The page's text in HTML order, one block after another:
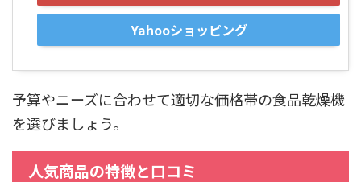
Yahooショッピング
予算やニーズに合わせて適切な価格帯の食品乾燥機
を選びましょう。
人気商品の特徴と口コミ